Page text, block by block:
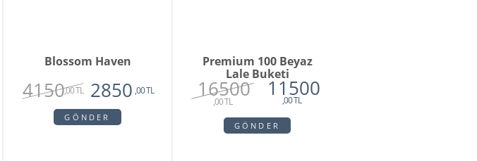
Blossom Haven
4150,00 TL 2850 ,00 TL
GÖNDER
Premium 100 Beyaz
Lale Buketi
16500
,00 TL
11500
,00 TL
GÖNDER